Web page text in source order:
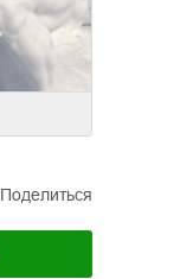
Поделиться